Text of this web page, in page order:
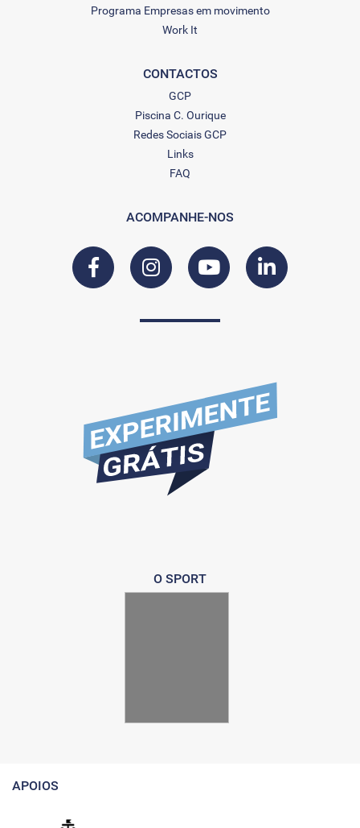
Programa Empresas em movimento
Work It
CONTACTOS
GCP
Piscina C. Ourique
Redes Sociais GCP
Links
FAQ
ACOMPANHE-NOS
O SPORT
APOIOS